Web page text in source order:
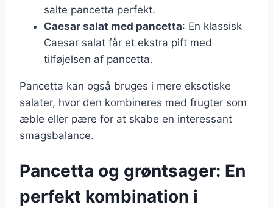
salte pancetta perfekt.
Caesar salat med pancetta: En klassisk
Caesar salat får et ekstra pift med
tilføjelsen af pancetta.
Pancetta kan også bruges i mere eksotiske
salater, hvor den kombineres med frugter som
æble eller pære for at skabe en interessant
smagsbalance.
Pancetta og grøntsager: En
perfekt kombination i